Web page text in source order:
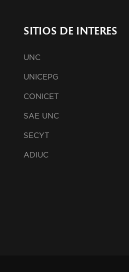
SITIOS DE INTERES
UNC
UNICEPG
CONICET
SAE UNC
SECYT
ADIUC